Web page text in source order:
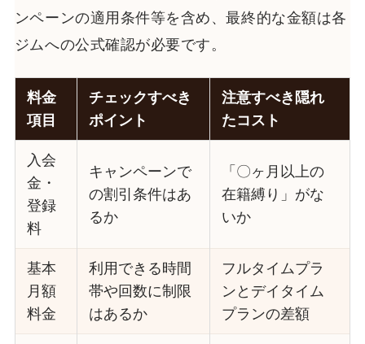
ンペーンの適用条件等を含め、最終的な金額は各
ジムへの公式確認が必要です。
料金
項目
チェックすべき
ポイント
注意すべき隠れ
たコスト
入会
金・
登録
料
キャンペーンで
の割引条件はあ
るか
「〇ヶ月以上の
在籍縛り」がな
いか
基本
月額
料金
利用できる時間
帯や回数に制限
はあるか
フルタイムプラ
ンとデイタイム
プランの差額